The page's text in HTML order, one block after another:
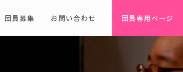
団員募集 お問い合わせ 団員専用ページ